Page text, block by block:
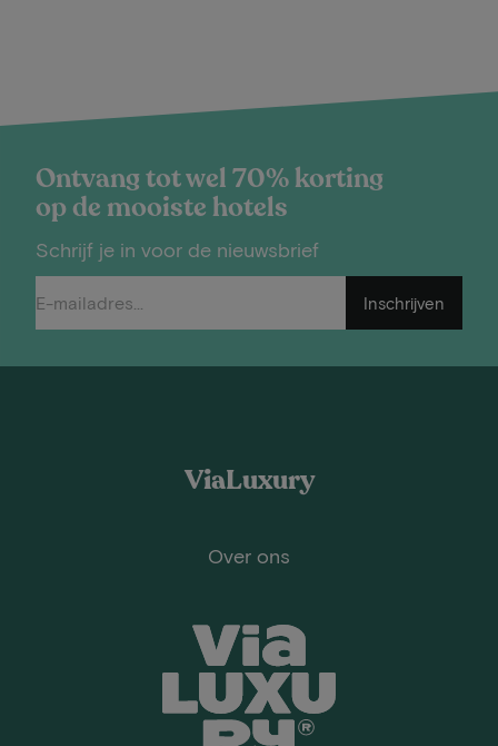
Ontvang tot wel 70% korting
op de mooiste hotels
Schrijf je in voor de nieuwsbrief
Inschrijven
ViaLuxury
Over ons